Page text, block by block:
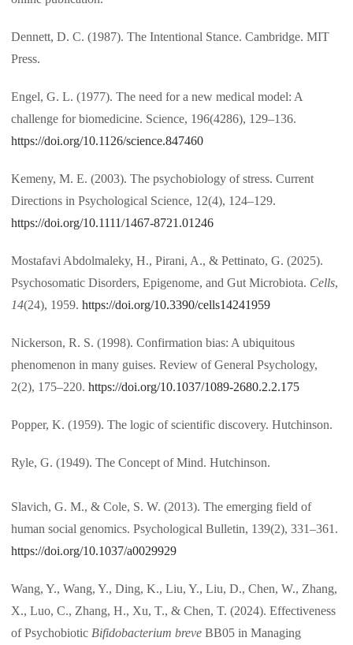
Dennett, D. C. (1987). The Intentional Stance. Cambridge. MIT
Press.
Engel, G. L. (1977). The need for a new medical model: A
challenge for biomedicine. Science, 196(4286), 129–136.
https://doi.org/10.1126/science.847460
Kemeny, M. E. (2003). The psychobiology of stress. Current
Directions in Psychological Science, 12(4), 124–129.
https://doi.org/10.1111/1467-8721.01246
Mostafavi Abdolmaleky, H., Pirani, A., & Pettinato, G. (2025).
Psychosomatic Disorders, Epigenome, and Gut Microbiota. Cells,
14(24), 1959.https://doi.org/10.3390/cells14241959
Nickerson, R. S. (1998). Confirmation bias: A ubiquitous
phenomenon in many guises. Review of General Psychology,
2(2), 175–220.https://doi.org/10.1037/1089-2680.2.2.175
Popper, K. (1959). The logic of scientific discovery. Hutchinson.
Ryle, G. (1949). The Concept of Mind. Hutchinson.
Slavich, G. M., & Cole, S. W. (2013). The emerging field of
human social genomics. Psychological Bulletin, 139(2), 331–361.
https://doi.org/10.1037/a0029929
Wang, Y., Wang, Y., Ding, K., Liu, Y., Liu, D., Chen, W., Zhang,
X., Luo, C., Zhang, H., Xu, T., & Chen, T. (2024). Effectiveness
of Psychobiotic Bifidobacterium breve BB05 in Managing